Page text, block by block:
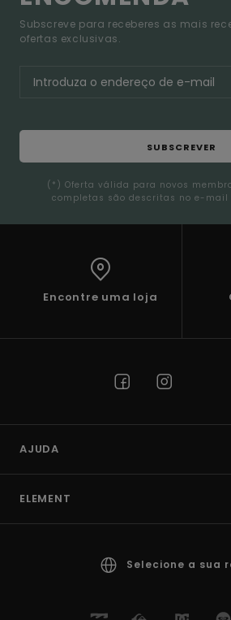
Subscreve para receberes as mais
ofertas exclusivas.
SUBSCREVER
(*) Oferta válida para novos
completas são descritas no e-
Encontre uma loja
AJUDA
ELEMENT
Selecione a sua